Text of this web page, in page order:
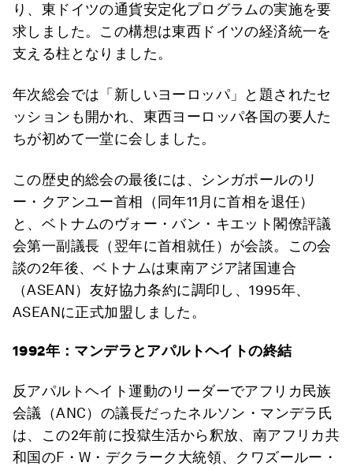
り、東ドイツの通貨安定化プログラムの実施を要
求しました。この構想は東西ドイツの経済統一を
支える柱となりました。
年次総会では「新しいヨーロッパ」と題されたセ
ッションも開かれ、東西ヨーロッパ各国の要人た
ちが初めて一堂に会しました。
この歴史的総会の最後には、シンガポールのリ
ー・クアンユー首相（同年11月に首相を退任）
と、ベトナムのヴォー・バン・キエット閣僚評議
会第一副議長（翌年に首相就任）が会談。この会
談の2年後、ベトナムは東南アジア諸国連合
（ASEAN）友好協力条約に調印し、1995年、
ASEANに正式加盟しました。
1992年：マンデラとアパルトヘイトの終結
反アパルトヘイト運動のリーダーでアフリカ民族
会議（ANC）の議長だったネルソン・マンデラ氏
は、この2年前に投獄生活から釈放、南アフリカ共
和国のF・W・デクラーク大統領、クワズールー・